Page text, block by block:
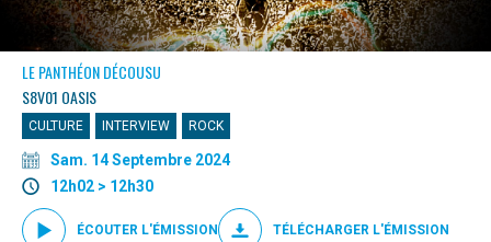
LE PANTHÉON DÉCOUSU
S8V01 OASIS
CULTURE INTERVIEW ROCK
Sam. 14 Septembre 2024
12h02 > 12h30
ÉCOUTER L'ÉMISSION TÉLÉCHARGER L'ÉMISSION